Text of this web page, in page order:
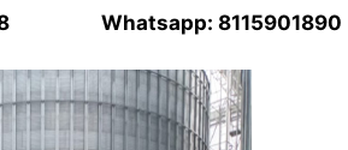
Whatsapp: